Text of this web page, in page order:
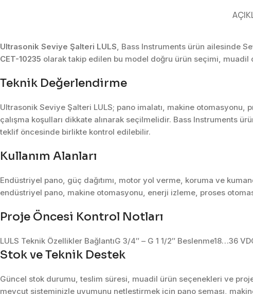
Ultrasonik Seviye Şalteri LULS, Bass Instruments ürün ailesinde
CET-10235 olarak takip edilen bu model doğru ürün seçimi, muadil
Teknik Değerlendirme
Ultrasonik Seviye Şalteri LULS; pano imalatı, makine
çalışma koşulları dikkate alınarak seçilmelidir. Bass Instruments
teklif öncesinde birlikte kontrol edilebilir.
Kullanım Alanları
Endüstriyel pano, güç dağıtımı, motor yol verme, koruma ve
endüstriyel pano, makine otomasyonu, enerji izleme, proses
Proje Öncesi Kontrol Notları
LULS Teknik Özellikler BağlantıG 3/4″ – G 1 1/2″ Beslenme18…36
Stok ve Teknik Destek
Güncel stok durumu, teslim süresi, muadil ürün seçenekleri ve
mevcut sisteminizle uyumunu netleştirmek için pano şeması,